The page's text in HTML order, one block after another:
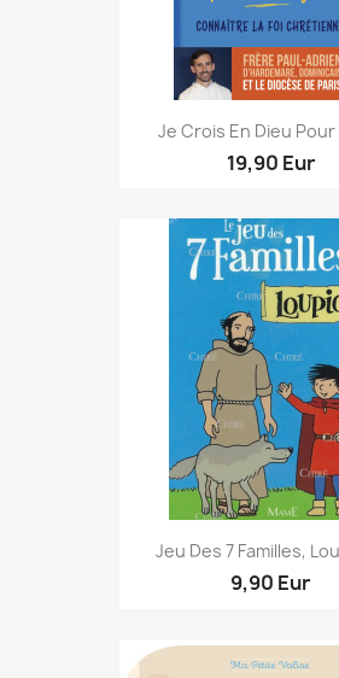
Je Crois En Dieu Pour
19,90 Eur
Jeu Des 7 Familles,
9,90 Eur